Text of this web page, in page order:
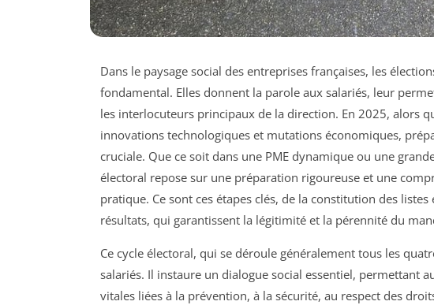
Dans le paysage social des entreprises françaises, les
fondamental. Elles donnent la parole aux salariés, leur
les interlocuteurs principaux de la direction. En 2025, alors
innovations technologiques et mutations économiques,
cruciale. Que ce soit dans une PME dynamique ou une
électoral repose sur une préparation rigoureuse et une
pratique. Ce sont ces étapes clés, de la constitution des
résultats, qui garantissent la légitimité et la pérennité du
Ce cycle électoral, qui se déroule généralement tous les
salariés. Il instaure un dialogue social essentiel, permettant
vitales liées à la prévention, à la sécurité, au respect des